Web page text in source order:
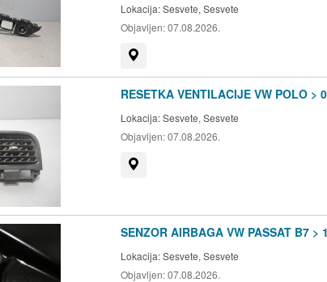
Lokacija:Sesvete, Sesvete
Objavljen:07.08.2026.
RESETKA VENTILACIJE VW POLO >
Lokacija:Sesvete, Sesvete
Objavljen:07.08.2026.
SENZOR AIRBAGA VW PASSAT B7 >
Lokacija:Sesvete, Sesvete
Objavljen:07.08.2026.